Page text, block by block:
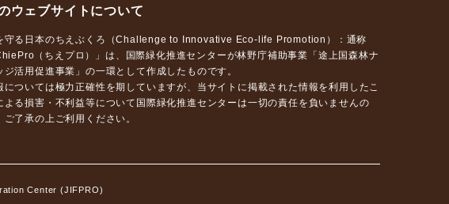
ウェブサイトについて
守る日本のちえぶくろ（Challenge to Innovative Eco-life Promotion）：通称
（ちえプロ）」は、国際緑化推進センターが林野庁補助事業「途上国森林ナ
ジ活用促進事業」の一環として作成したものです。
については極力正確性を期していますが、当サイトに掲載された情報を利用したこ
よる損害・不利益等について国際緑化推進センターは一切の責任を負いませんの
ご了承の上ご利用ください。
Center (JIFPRO)